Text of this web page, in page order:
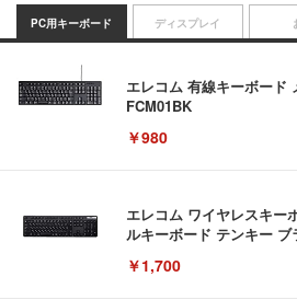
PC用キーボード
エレコム 有線キーボード
FCM01BK
￥980
エレコム ワイヤレスキー
ルキーボード テンキー
￥1,700
ディスプレイ